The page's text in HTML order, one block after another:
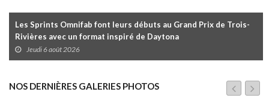
Les Sprints Omnifab font leurs débuts au Grand Prix de Trois-
Rivières avec un format inspiré de Daytona
Jeudi 6 août 2026
NOS DERNIÈRES GALERIES PHOTOS